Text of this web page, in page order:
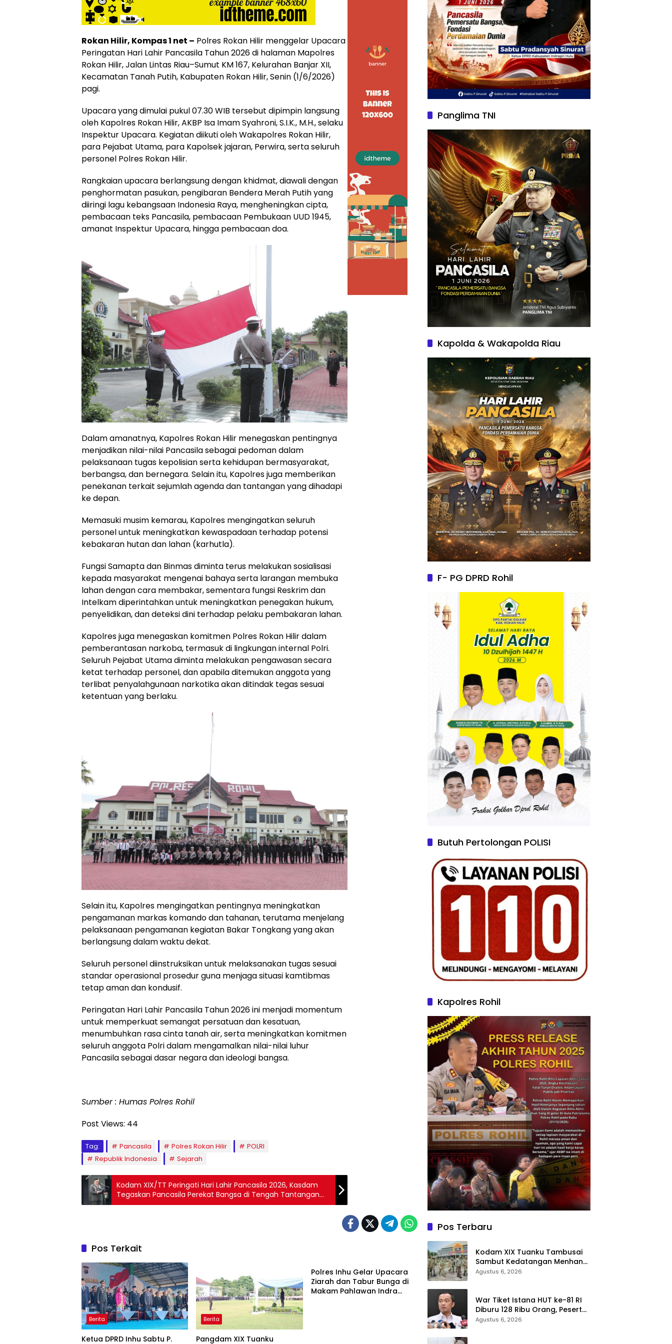
Rokan Hilir, Kompas 1 net – Polres Rokan Hilir menggelar Upacara
Peringatan Hari Lahir Pancasila Tahun 2026 di halaman Mapolres
Rokan Hilir, Jalan Lintas Riau–Sumut KM 167, Kelurahan Banjar XII,
Kecamatan Tanah Putih, Kabupaten Rokan Hilir, Senin (1/6/2026)
pagi.
Upacara yang dimulai pukul 07.30 WIB tersebut dipimpin langsung
oleh Kapolres Rokan Hilir, AKBP Isa Imam Syahroni, S.I.K., M.H., selaku
Inspektur Upacara. Kegiatan diikuti oleh Wakapolres Rokan Hilir,
para Pejabat Utama, para Kapolsek jajaran, Perwira, serta seluruh
personel Polres Rokan Hilir.
Rangkaian upacara berlangsung dengan khidmat, diawali dengan
penghormatan pasukan, pengibaran Bendera Merah Putih yang
diiringi lagu kebangsaan Indonesia Raya, mengheningkan cipta,
pembacaan teks Pancasila, pembacaan Pembukaan UUD 1945,
amanat Inspektur Upacara, hingga pembacaan doa.
Dalam amanatnya, Kapolres Rokan Hilir menegaskan pentingnya
menjadikan nilai-nilai Pancasila sebagai pedoman dalam
pelaksanaan tugas kepolisian serta kehidupan bermasyarakat,
berbangsa, dan bernegara. Selain itu, Kapolres juga memberikan
penekanan terkait sejumlah agenda dan tantangan yang dihadapi
ke depan.
Memasuki musim kemarau, Kapolres mengingatkan seluruh
personel untuk meningkatkan kewaspadaan terhadap potensi
kebakaran hutan dan lahan (karhutla).
Fungsi Samapta dan Binmas diminta terus melakukan sosialisasi
kepada masyarakat mengenai bahaya serta larangan membuka
lahan dengan cara membakar, sementara fungsi Reskrim dan
Intelkam diperintahkan untuk meningkatkan penegakan hukum,
penyelidikan, dan deteksi dini terhadap pelaku pembakaran lahan.
Kapolres juga menegaskan komitmen Polres Rokan Hilir dalam
pemberantasan narkoba, termasuk di lingkungan internal Polri.
Seluruh Pejabat Utama diminta melakukan pengawasan secara
ketat terhadap personel, dan apabila ditemukan anggota yang
terlibat penyalahgunaan narkotika akan ditindak tegas sesuai
ketentuan yang berlaku.
Selain itu, Kapolres mengingatkan pentingnya meningkatkan
pengamanan markas komando dan tahanan, terutama menjelang
pelaksanaan pengamanan kegiatan Bakar Tongkang yang akan
berlangsung dalam waktu dekat.
Seluruh personel diinstruksikan untuk melaksanakan tugas sesuai
standar operasional prosedur guna menjaga situasi kamtibmas
tetap aman dan kondusif.
Peringatan Hari Lahir Pancasila Tahun 2026 ini menjadi momentum
untuk memperkuat semangat persatuan dan kesatuan,
menumbuhkan rasa cinta tanah air, serta meningkatkan komitmen
seluruh anggota Polri dalam mengamalkan nilai-nilai luhur
Pancasila sebagai dasar negara dan ideologi bangsa.
Sumber : Humas Polres Rohil
Post Views: 44
Tag: Pancasila Polres Rokan Hilir
POLRI
Republik Indonesia
Sejarah
Kodam XIX/TT Peringati Hari Lahir Pancasila 2026, Kasdam
Tegaskan Pancasila Perekat Bangsa di Tengah Tantangan
Global
Pos Terkait
Berita
Ketua DPRD Inhu Sabtu P.
Berita
Pangdam XIX Tuanku
Polres Inhu Gelar Upacara
Ziarah dan Tabur Bunga di
Makam Pahlawan Indra
Panglima TNI
Kapolda & Wakapolda Riau
F- PG DPRD Rohil
Butuh Pertolongan POLISI
Kapolres Rohil
Pos Terbaru
Kodam XIX Tuanku Tambusai
Sambut Kedatangan Menhan
RI, Tinjau Penguatan Yonif TP di
Agustus 6, 2026
War Tiket Istana HUT ke-81 RI
Diburu 128 Ribu Orang, Peserta
dari 36 Provinsi dan 14 Negara
Agustus 6, 2026